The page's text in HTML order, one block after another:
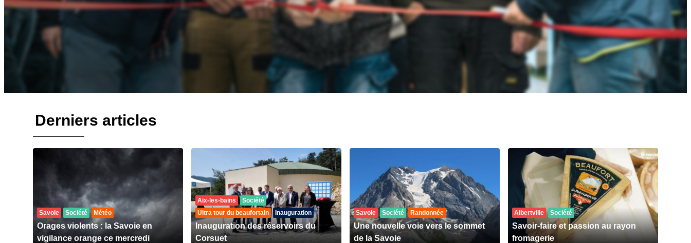
Derniers articles
Savoie Société Météo
Orages violents : la Savoie en
vigilance orange ce mercredi
Aix-les-bains
Société
Ultra tour du beaufortain
Inauguration
Inauguration des réservoirs du
Corsuet
Savoie Société Randonnée
Une nouvelle voie vers le sommet
de la Savoie
Albertville Société
Savoir-faire et passion au rayon
fromagerie